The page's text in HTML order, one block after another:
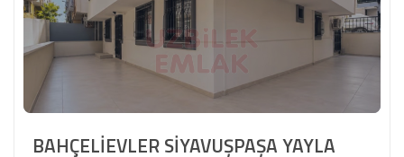
BAHÇELİEVLER SİYAVUŞPAŞA YAYLA